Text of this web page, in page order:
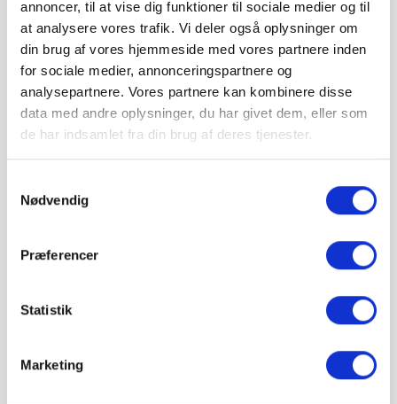
annoncer, til at vise dig funktioner til sociale medier og til
at analysere vores trafik. Vi deler også oplysninger om
din brug af vores hjemmeside med vores partnere inden
for sociale medier, annonceringspartnere og
analysepartnere. Vores partnere kan kombinere disse
data med andre oplysninger, du har givet dem, eller som
de har indsamlet fra din brug af deres tjenester.
Nødvendig
Præferencer
Statistik
Marketing
Sjælland: 349 kr.
Hos Grat får du:
Konkurrencedygtige priser
1-5 hverdages leveringstid. Levering med